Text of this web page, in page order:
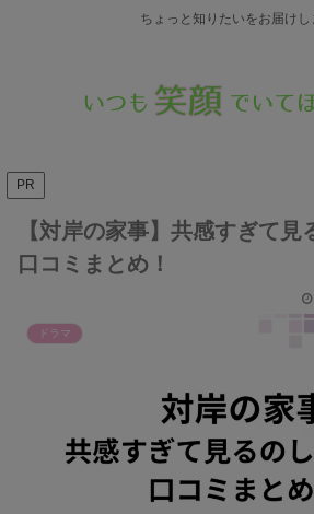
ちょっと知りたいをお届けし
PR
【対岸の家事】共感すぎて見
口コミまとめ！
ドラマ